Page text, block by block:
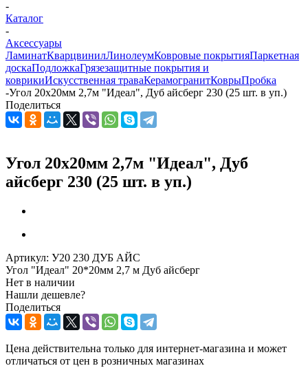
-
Каталог
-
Аксессуары
ЛаминатКварцвинилЛинолеумКовровые покрытияПаркетная
доскаПодложкаГрязезащитные покрытия и
коврикиИскусственная траваКерамогранитКоврыПробка
-Угол 20х20мм 2,7м "Идеал", Дуб айсберг 230 (25 шт. в уп.)
Поделиться
Угол 20х20мм 2,7м "Идеал", Дуб
айсберг 230 (25 шт. в уп.)
Артикул: У20 230 ДУБ АЙС
Угол "Идеал" 20*20мм 2,7 м Дуб айсберг
Нет в наличии
Нашли дешевле?
Поделиться
Цена действительна только для интернет-магазина и может
отличаться от цен в розничных магазинах